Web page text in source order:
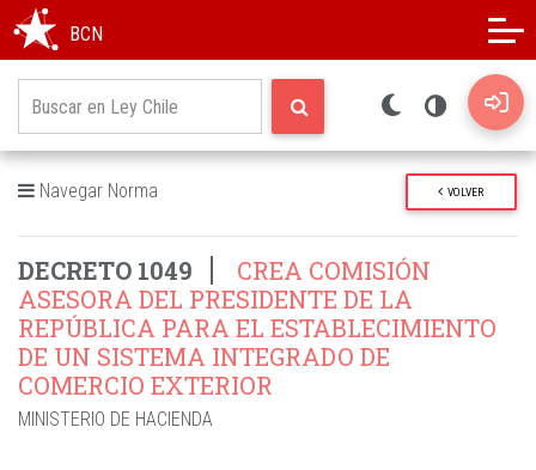
BCN
Navegar Norma VOLVER
DECRETO 1049
CREA COMISIÓN
ASESORA DEL PRESIDENTE DE LA
REPÚBLICA PARA EL ESTABLECIMIENTO
DE UN SISTEMA INTEGRADO DE
COMERCIO EXTERIOR
MINISTERIO DE HACIENDA